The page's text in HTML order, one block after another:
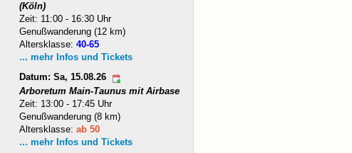
(Köln)
Zeit: 11:00 - 16:30 Uhr
Genußwanderung (12 km)
Altersklasse:40-65
... mehr Infos und Tickets
Datum: Sa, 15.08.26
Arboretum Main-Taunus mit Airbase
Zeit: 13:00 - 17:45 Uhr
Genußwanderung (8 km)
Altersklasse:ab 50
... mehr Infos und Tickets